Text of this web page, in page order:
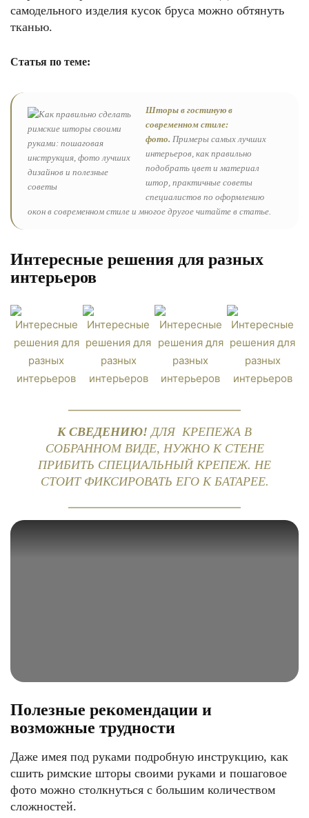
самодельного изделия кусок бруса можно обтянуть
тканью.
Статья по теме:
Шторы в гостиную в
современном стиле:
фото. Примеры самых лучших
интерьеров, как правильно
подобрать цвет и материал
штор, практичные советы
специалистов по оформлению
окон в современном стиле и многое другое читайте в статье.
Интересные решения для разных
интерьеров
К СВЕДЕНИЮ! ДЛЯ КРЕПЕЖА В
СОБРАННОМ ВИДЕ, НУЖНО К СТЕНЕ
ПРИБИТЬ СПЕЦИАЛЬНЫЙ КРЕПЕЖ. НЕ
СТОИТ ФИКСИРОВАТЬ ЕГО К БАТАРЕЕ.
Полезные рекомендации и
возможные трудности
Даже имея под руками подробную инструкцию, как
сшить римские шторы своими руками и пошаговое
фото можно столкнуться с большим количеством
сложностей.